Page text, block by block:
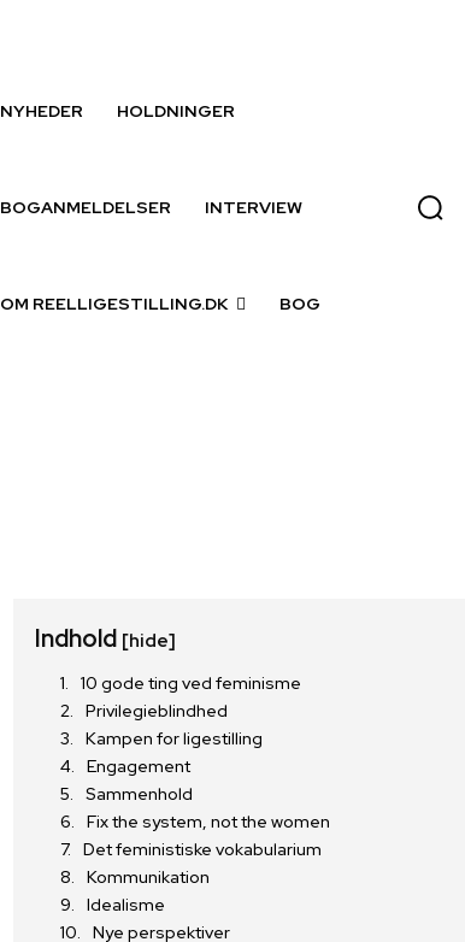
NYHEDER HOLDNINGER
BOGANMELDELSER INTERVIEW
OM REELLIGESTILLING.DK BOG
Indhold [hide]
10 gode ting ved feminisme
Privilegieblindhed
Kampen for ligestilling
Engagement
Sammenhold
Fix the system, not the women
Det feministiske vokabularium
Kommunikation
Idealisme
Nye perspektiver